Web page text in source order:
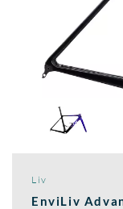
Liv
EnviLiv